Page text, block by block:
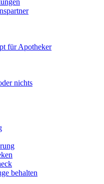
für Apotheker
nichts
behalten